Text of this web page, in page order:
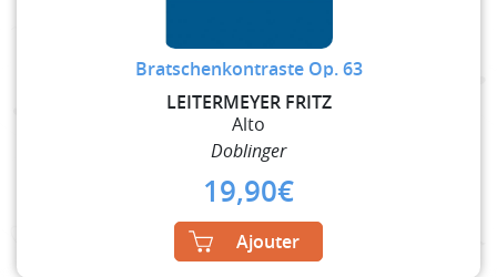
Bratschenkontraste Op. 63
LEITERMEYER FRITZ
Alto
Doblinger
19,90€
Ajouter